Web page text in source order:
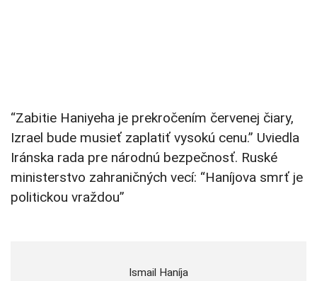
“Zabitie Haniyeha je prekročením červenej čiary,
Izrael bude musieť zaplatiť vysokú cenu.” Uviedla
Iránska rada pre národnú bezpečnosť. Ruské
ministerstvo zahraničných vecí: “Haníjova smrť je
politickou vraždou”
Ismail Haníja